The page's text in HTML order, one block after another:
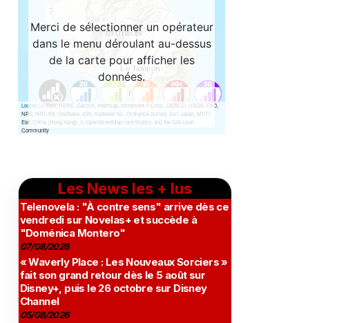
Les News les + lus
Telenovela : "À contre sens" arrive dès ce
vendredi sur Novelas+ et succède à
"Doménica Montero"
07/08/2026
« Waverly Place : Les Nouveaux Sorciers »
fait son grand retour dès le 5 août sur
Disney+, puis le 26 octobre sur Disney
Channel
05/08/2026